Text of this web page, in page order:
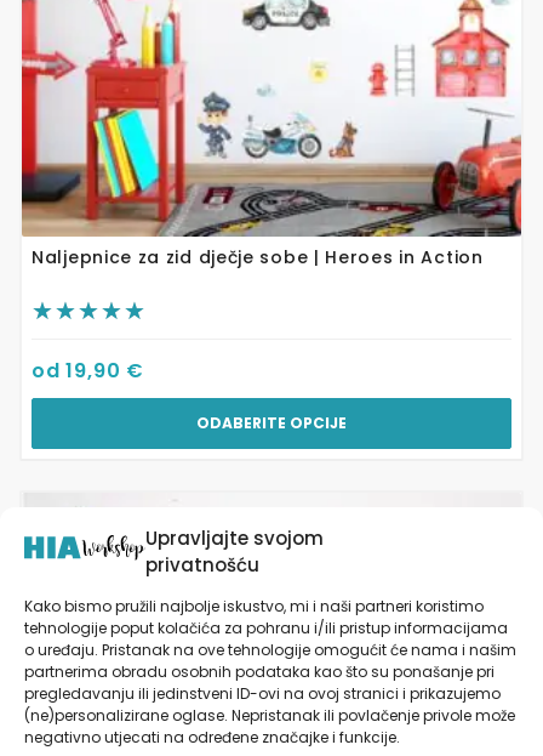
Upravljajte svojom
privatnošću
Kako bismo pružili najbolje iskustvo, mi i naši partneri koristimo
tehnologije poput kolačića za pohranu i/ili pristup informacijama
o uređaju. Pristanak na ove tehnologije omogućit će nama i našim
partnerima obradu osobnih podataka kao što su ponašanje pri
pregledavanju ili jedinstveni ID-ovi na ovoj stranici i prikazujemo
(ne)personalizirane oglase. Nepristanak ili povlačenje privole može
negativno utjecati na određene značajke i funkcije.
Naljepnice za zid dječje sobe | Heroes in Action
od19,90 €
ODABERITE OPCIJE
proizvoda
proizvod
ima
varijanti.
Opcije
se
mogu
odabrati
na